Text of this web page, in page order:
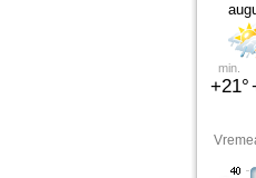
min.
+21°